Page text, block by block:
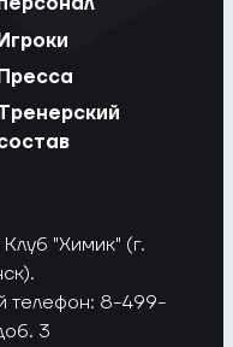
"Химик" (г.
телефон: 8-499-
3